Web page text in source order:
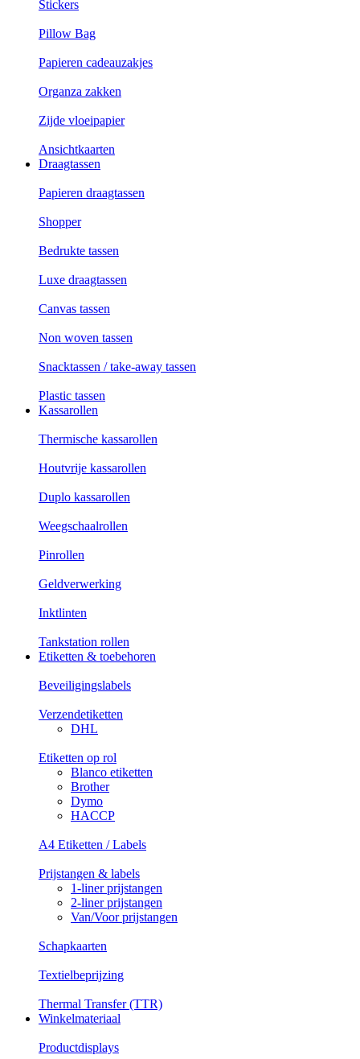
Stickers
Pillow Bag
Papieren cadeauzakjes
Organza zakken
Zijde vloeipapier
Ansichtkaarten
Draagtassen
Papieren draagtassen
Shopper
Bedrukte tassen
Luxe draagtassen
Canvas tassen
Non woven tassen
Snacktassen / take-away tassen
Plastic tassen
Kassarollen
Thermische kassarollen
Houtvrije kassarollen
Duplo kassarollen
Weegschaalrollen
Pinrollen
Geldverwerking
Inktlinten
Tankstation rollen
Etiketten & toebehoren
Beveiligingslabels
Verzendetiketten
DHL
Etiketten op rol
Blanco etiketten
Brother
Dymo
HACCP
A4 Etiketten / Labels
Prijstangen & labels
1-liner prijstangen
2-liner prijstangen
Van/Voor prijstangen
Schapkaarten
Textielbeprijzing
Thermal Transfer (TTR)
Winkelmateriaal
Productdisplays